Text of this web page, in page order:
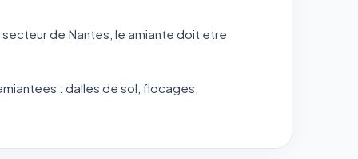
secteur de Nantes, le amiante doit etre
: dalles de sol, flocages,